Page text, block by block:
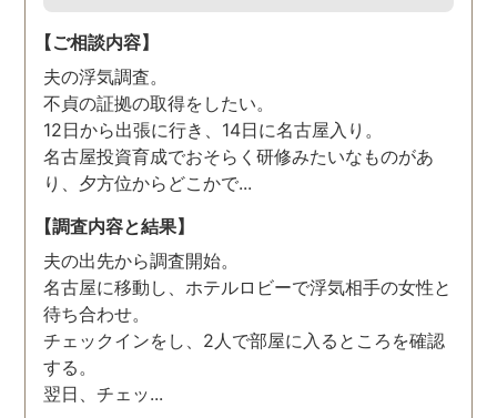
【ご相談内容】
夫の浮気調査。
不貞の証拠の取得をしたい。
12日から出張に行き、14日に名古屋入り。
名古屋投資育成でおそらく研修みたいなものがあ
り、夕方位からどこかで...
【調査内容と結果】
夫の出先から調査開始。
名古屋に移動し、ホテルロビーで浮気相手の女性と
待ち合わせ。
チェックインをし、2人で部屋に入るところを確認
する。
翌日、チェッ...